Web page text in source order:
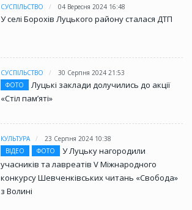
СУСПІЛЬСТВО 04 Вересня 2024 16:48
У селі Борохів Луцького району сталася ДТП
СУСПІЛЬСТВО
30 Серпня 2024 21:53
ФОТО
Луцькі заклади долучились до акції
«Стіл памʼяті»
КУЛЬТУРА
23 Серпня 2024 10:38
ВІДЕО
ФОТО
У Луцьку нагородили
учасників та лавреатів V Міжнародного
конкурсу Шевченківських читань «Свобода»
з Волині